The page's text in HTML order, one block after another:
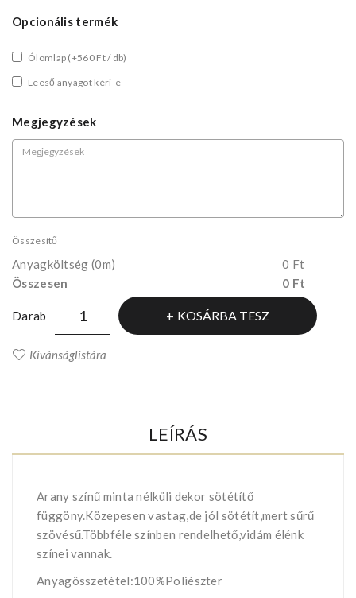
Opcionális termék
Ólomlap (+560 Ft / db)
Leeső anyagot kéri-e
Megjegyzések
Összesítő
Anyagköltség (0m)
0 Ft
Összesen
0 Ft
Darab KOSÁRBA TESZ
Kívánságlistára
LEÍRÁS
Arany színű minta nélküli dekor sötétítő
függöny.Közepesen vastag,de jól sötétít,mert sűrű
szövésű.Többféle színben rendelhető,vidám élénk
színei vannak.
Anyagösszetétel:100%Poliészter